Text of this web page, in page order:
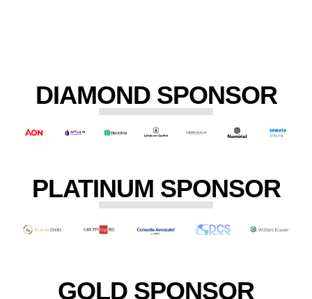
DIAMOND SPONSOR
PLATINUM SPONSOR
GOLD SPONSOR